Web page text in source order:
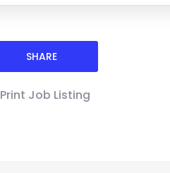
SHARE
Print Job Listing